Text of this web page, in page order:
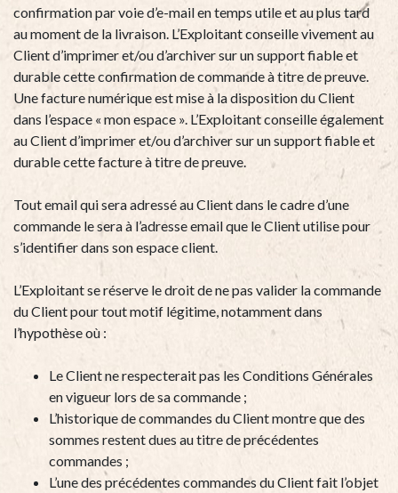
confirmation par voie d’e-mail en temps utile et au plus tard
au moment de la livraison. L’Exploitant conseille vivement au
Client d’imprimer et/ou d’archiver sur un support fiable et
durable cette confirmation de commande à titre de preuve.
Une facture numérique est mise à la disposition du Client
dans l’espace « mon espace ». L’Exploitant conseille également
au Client d’imprimer et/ou d’archiver sur un support fiable et
durable cette facture à titre de preuve.
Tout email qui sera adressé au Client dans le cadre d’une
commande le sera à l’adresse email que le Client utilise pour
s’identifier dans son espace client.
L’Exploitant se réserve le droit de ne pas valider la commande
du Client pour tout motif légitime, notamment dans
l’hypothèse où :
Le Client ne respecterait pas les Conditions Générales
en vigueur lors de sa commande ;
L’historique de commandes du Client montre que des
sommes restent dues au titre de précédentes
commandes ;
L’une des précédentes commandes du Client fait l’objet